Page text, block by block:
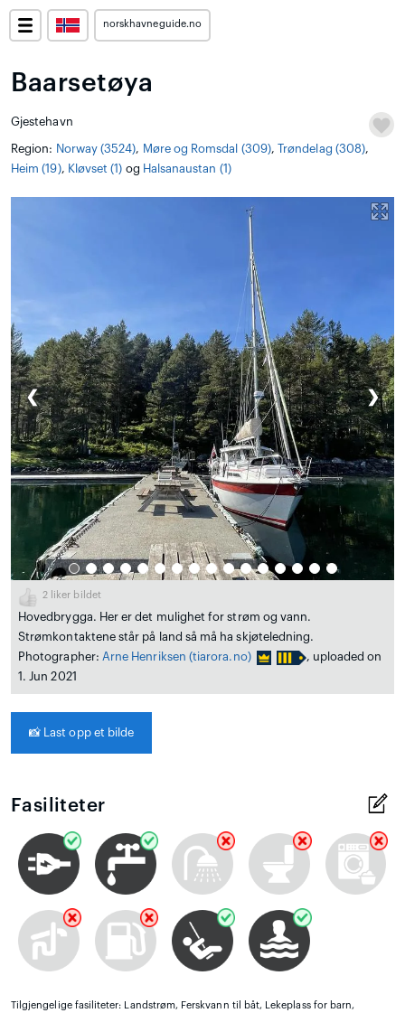
norskhavneguide.no
Baarsetøya
Gjestehavn
Region: Norway (3524), Møre og Romsdal (309),Trøndelag (308),
Heim (19), Kløvset (1) og Halsanaustan (1)
❮ ❯
2 liker bildet
Hovedbrygga. Her er det mulighet for strøm og vann.
Strømkontaktene står på land så må ha skjøteledning.
Photographer: Arne Henriksen (tiarora.no)
, uploaded on
1. Jun 2021
📸 Last opp et bilde
Fasiliteter
Tilgjengelige fasiliteter: Landstrøm, Ferskvann til båt, Lekeplass for barn,